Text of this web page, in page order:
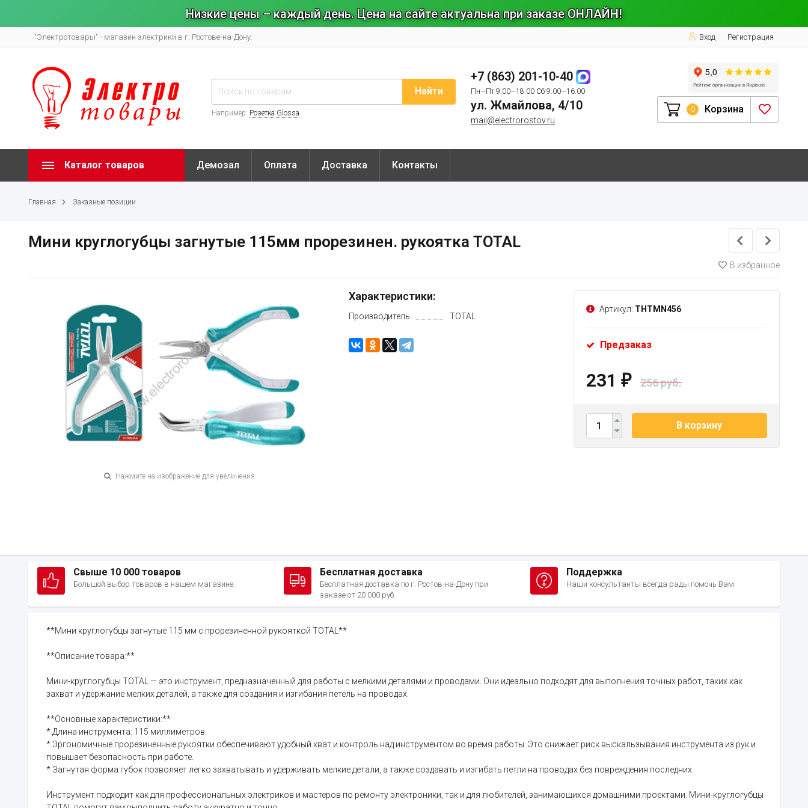
Низкие цены – каждый день. Цена на сайте актуальна при заказе ОНЛАЙН!
"Электротовары" - магазин электрики в г. Ростове-на-Дону. Вход Регистрация
Найти
Например: Розетка Glossa
+7 (863) 201-10-40
Пн—Пт 9:00—18:00 Сб 9:00—16:00
ул. Жмайлова, 4/10
mail@electrorostov.ru
0 Корзина
Каталог товаров Демозал Оплата Доставка Контакты
Главная Заказные позиции
Мини круглогубцы загнутые 115мм прорезинен. рукоятка TOTAL
В избранное
Нажмите на изображение для увеличения
Характеристики:
Производитель TOTAL
Артикул: THTMN456
Предзаказ
231 ₽ 256 руб.
В корзину
Свыше 10 000 товаров
Большой выбор товаров в нашем магазине.
Бесплатная доставка
Бесплатная доставка по г. Ростов-на-Дону при
заказе от 20 000 руб.
Поддержка
Наши консультанты всегда рады помочь Вам.
**Мини круглогубцы загнутые 115 мм с прорезиненной рукояткой TOTAL**
**Описание товара:**
Мини-круглогубцы TOTAL — это инструмент, предназначенный для работы с мелкими деталями и проводами. Они идеально подходят для выполнения точных работ, таких как
захват и удержание мелких деталей, а также для создания и изгибания петель на проводах.
**Основные характеристики:**
* Длина инструмента: 115 миллиметров.
* Эргономичные прорезиненные рукоятки обеспечивают удобный хват и контроль над инструментом во время работы. Это снижает риск выскальзывания инструмента из рук и
повышает безопасность при работе.
* Загнутая форма губок позволяет легко захватывать и удерживать мелкие детали, а также создавать и изгибать петли на проводах без повреждения последних.
Инструмент подходит как для профессиональных электриков и мастеров по ремонту электроники, так и для любителей, занимающихся домашними проектами. Мини-круглогубцы